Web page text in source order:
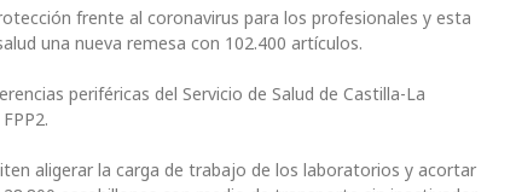
frente al coronavirus para los profesionales y esta
una nueva remesa con 102.400 artículos.
periféricas del Servicio de Salud de Castilla-La
aligerar la carga de trabajo de los laboratorios y acortar